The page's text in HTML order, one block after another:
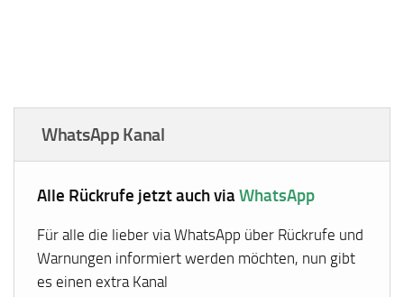
WhatsApp Kanal
Alle Rückrufe jetzt auch viaWhatsApp
Für alle die lieber via WhatsApp über Rückrufe und
Warnungen informiert werden möchten, nun gibt
es einen extra Kanal